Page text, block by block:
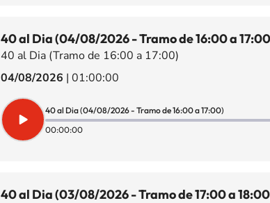
40 al Dia (04/08/2026 - Tramo de 16:00 a
40 al Dia (Tramo de 16:00 a 17:00)
04/08/2026 | 01:00:00
40 al Dia (04/08/2026 - Tramo de 16:00 a 17:00)
00:00:00
40 al Dia (03/08/2026 - Tramo de 17:00 a